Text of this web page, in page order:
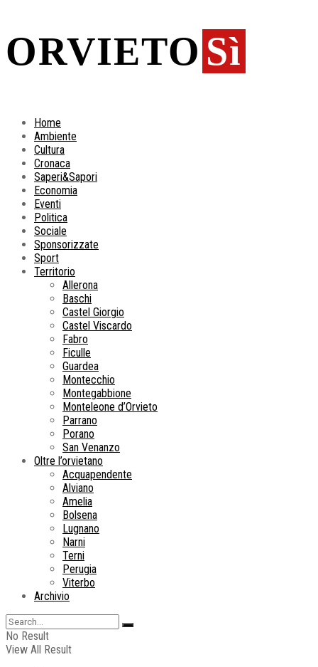
ORVIETO Sì
Home
Ambiente
Cultura
Cronaca
Saperi&Sapori
Economia
Eventi
Politica
Sociale
Sponsorizzate
Sport
Territorio
Allerona
Baschi
Castel Giorgio
Castel Viscardo
Fabro
Ficulle
Guardea
Montecchio
Montegabbione
Monteleone d’Orvieto
Parrano
Porano
San Venanzo
Oltre l’orvietano
Acquapendente
Alviano
Amelia
Bolsena
Lugnano
Narni
Terni
Perugia
Viterbo
Archivio
No Result
View All Result